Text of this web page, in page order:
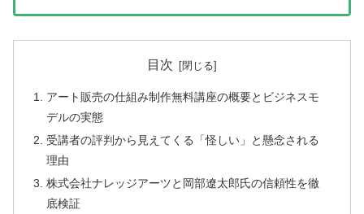
目次
アート販売の仕組み制作無料講座の概要とビジネスモ
デルの実態
受講者の評判から見えてくる「怪しい」と懸念される
理由
株式会社ナレッジアーツと岡部遼太郎氏の信頼性を徹
底検証